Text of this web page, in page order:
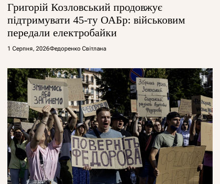
Григорій Козловський продовжує
підтримувати 45-ту ОАБр: військовим
передали електробайки
1 Серпня, 2026Федоренко Світлана